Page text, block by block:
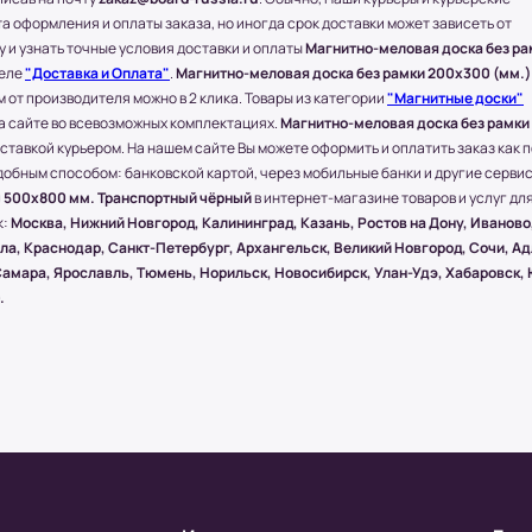
через любые ТК (Транспортные
другими городами России компания
ПЭК, СДЭК.
бесплатно, при учете, что
1500х1000 (мм.).
товара от курьера. По запросу клиента
и оплаты заказа, но иногда срок доставки может зависеть от
узнать точные условия доставки и оплатыМагнитно-меловая доска без
"Доставка и Оплата".Магнитно-меловая доска без рамки 200х300 (мм.)
производителя можно в 2 клика. Товары из категории"Магнитные доски"
во всевозможных комплектациях.Магнитно-меловая доска без рамки
курьером. На нашем сайте Вы можете оформить и оплатить заказ как
способом: банковской картой, через мобильные банки и другие
мм. Транспортный чёрныйв интернет-магазине товаров и услуг для
Москва, Нижний Новгород, Калининград, Казань, Ростов на Дону,
Краснодар, Санкт-Петербург, Архангельск, Великий Новгород, Сочи,
Ярославль, Тюмень, Норильск, Новосибирск, Улан-Удэ,